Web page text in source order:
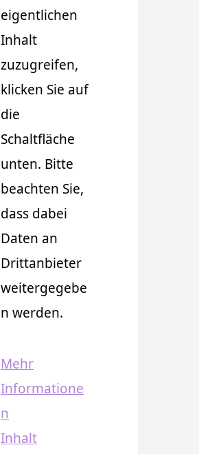
eigentlichen
Inhalt
zuzugreifen,
klicken Sie auf
die
Schaltfläche
unten. Bitte
beachten Sie,
dass dabei
Daten an
Drittanbieter
weitergegebe
n werden.
Mehr
Informatione
n
Inhalt